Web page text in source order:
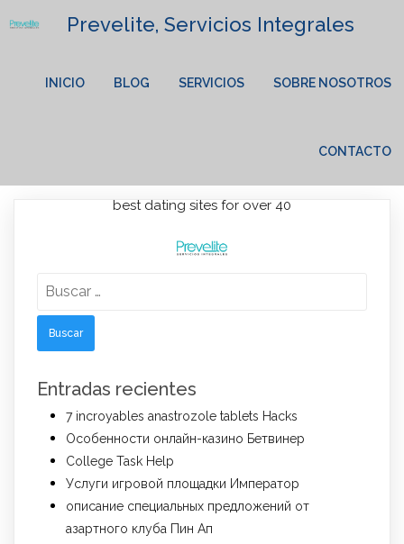
Prevelite, Servicios Integrales
INICIO BLOG SERVICIOS SOBRE NOSOTROS
CONTACTO
best dating sites for over 40
Lorem Ipsum has been the industry's standard dummy text
Entradas recientes
7 incroyables anastrozole tablets Hacks
Особенности онлайн-казино Бетвинер
College Task Help
Услуги игровой площадки Император
описание специальных предложений от
азартного клуба Пин Ап